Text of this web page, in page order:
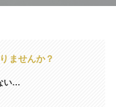
ませんか？
い…